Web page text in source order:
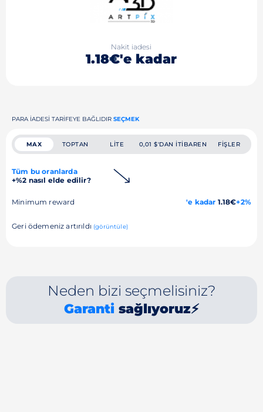
Nakit iadesi
1.18€'e kadar
PARA IADESI TARIFEYE BAĞLIDIR SEÇMEK
MAX TOPTAN LITE 0,01 $'DAN ITIBAREN FIŞLER
Tüm bu oranlarda
+%2 nasıl elde edilir?
Minimum reward 'e kadar 1.18€+2%
Geri ödemeniz artırıldı (görüntüle)
Neden bizi seçmelisiniz?
Garanti sağlıyoruz⚡